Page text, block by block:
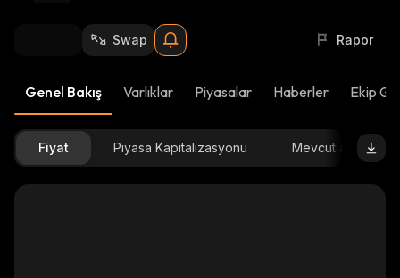
Swap Rapor
Genel Bakış Varlıklar Piyasalar Haberler Ekip
Fiyat Piyasa Kapitalizasyonu Mevcut arz